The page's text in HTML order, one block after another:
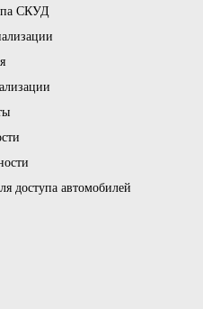
СКУД
доступа автомобилей